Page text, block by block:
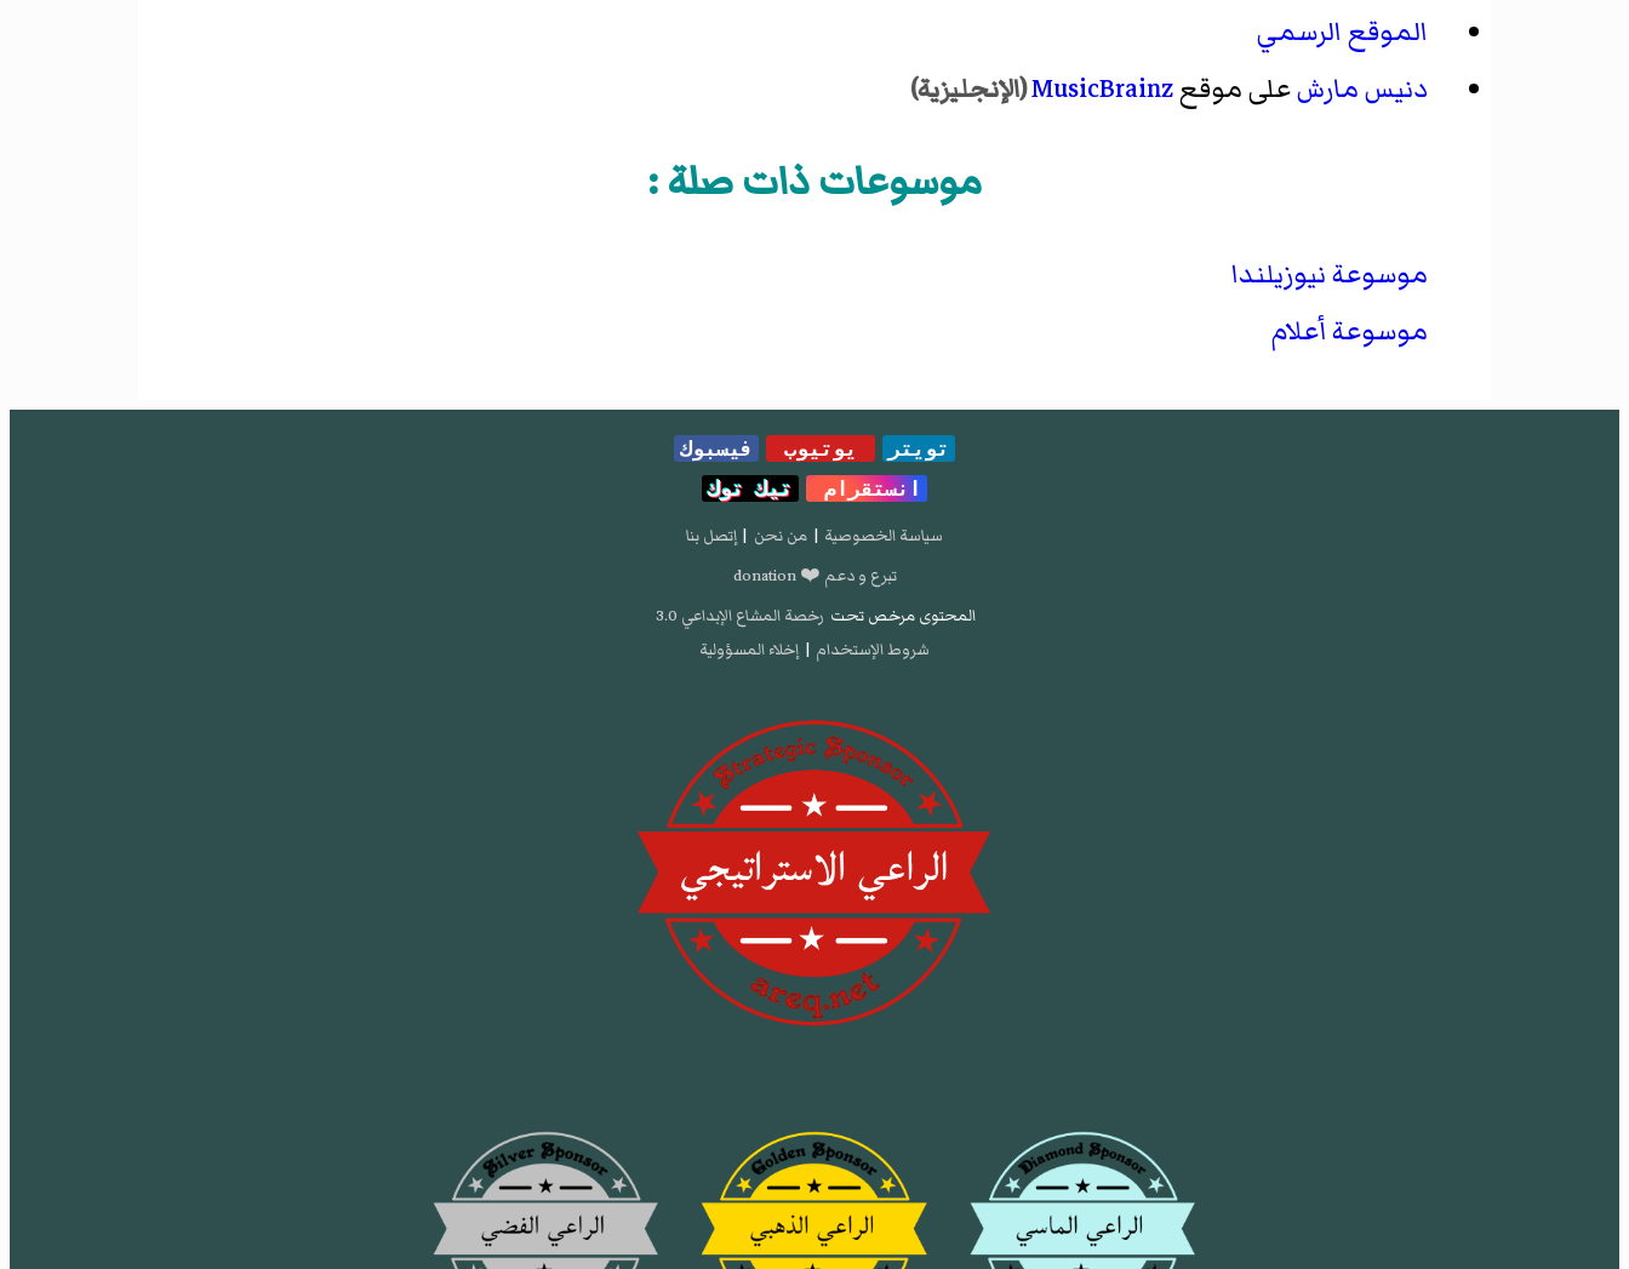
الموقع الرسمي
دنيس مارشعلى موقعMusicBrainz(الإنجليزية)
موسوعات ذات صلة :
موسوعة نيوزيلندا
موسوعة أعلام
تويتر يوتيوب
فيسبوك
انستقرام
تيك توك
سياسة الخصوصية | من نحن | إتصل بنا
تبرع و دعم ❤️ donation
المحتوى مرخص تحت رخصة المشاع الإبداعي 3.0
شروط الإستخدام | إخلاء المسؤولية